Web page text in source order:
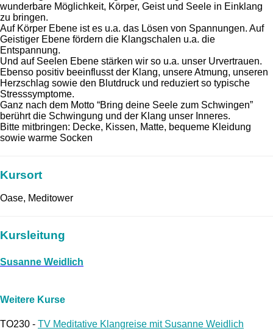
wunderbare Möglichkeit, Körper, Geist und Seele in Einklang
zu bringen.
Auf Körper Ebene ist es u.a. das Lösen von Spannungen. Auf
Geistiger Ebene fördern die Klangschalen u.a. die
Entspannung.
Und auf Seelen Ebene stärken wir so u.a. unser Urvertrauen.
Ebenso positiv beeinflusst der Klang, unsere Atmung, unseren
Herzschlag sowie den Blutdruck und reduziert so typische
Stresssymptome.
Ganz nach dem Motto “Bring deine Seele zum Schwingen”
berührt die Schwingung und der Klang unser Inneres.
Bitte mitbringen: Decke, Kissen, Matte, bequeme Kleidung
sowie warme Socken
Kursort
Oase, Meditower
Kursleitung
Susanne Weidlich
Weitere Kurse
TO230 - TV Meditative Klangreise mit Susanne Weidlich